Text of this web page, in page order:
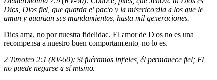
Dios, Dios fiel, que guarda el pacto y la misericordia a los que le
aman y guardan sus mandamientos, hasta mil generaciones.
Dios ama, no por nuestra fidelidad. El amor de Dios no es una
recompensa a nuestro buen comportamiento, no lo es.
2 Timoteo 2:1 (RV-60): Si fuéramos infieles, él permanece fiel; El
no puede negarse a sí mismo.